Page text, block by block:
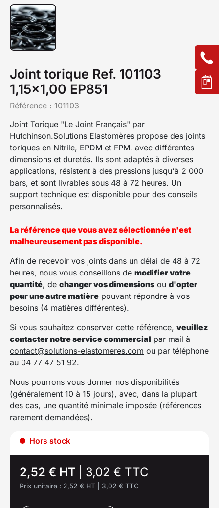
Joint torique Ref. 101103
1,15x1,00 EP851
Référence : 101103
Joint Torique "Le Joint Français" par
Hutchinson.Solutions Elastomères propose des joints
toriques en Nitrile, EPDM et FPM, avec différentes
dimensions et duretés. Ils sont adaptés à diverses
applications, résistent à des pressions jusqu'à 2 000
bars, et sont livrables sous 48 à 72 heures. Un
support technique est disponible pour des conseils
personnalisés.
La référence que vous avez sélectionnée n'est
malheureusement pas disponible.
Afin de recevoir vos joints dans un délai de 48 à 72
heures, nous vous conseillons de modifier votre
quantité, de changer vos dimensions ou d'opter
pour une autre matière pouvant répondre à vos
besoins (4 matières différentes).
Si vous souhaitez conserver cette référence, veuillez
contacter notre service commercial par mail à
contact@solutions-elastomeres.com ou par téléphone
au 04 77 47 51 92.
Nous pourrons vous donner nos disponibilités
(généralement 10 à 15 jours), avec, dans la plupart
des cas, une quantité minimale imposée (références
rarement demandées).
Hors stock
2,52 € HT 3,02 € TTC
Prix unitaire : 2,52 € HT 3,02 € TTC